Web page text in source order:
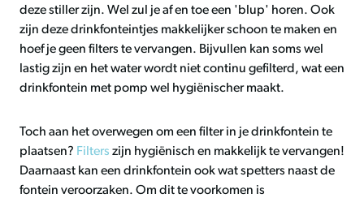
deze stiller zijn. Wel zul je af en toe een 'blup' horen. Ook
zijn deze drinkfonteintjes makkelijker schoon te maken en
hoef je geen filters te vervangen. Bijvullen kan soms wel
lastig zijn en het water wordt niet continu gefilterd, wat een
drinkfontein met pomp wel hygiënischer maakt.
Toch aan het overwegen om een filter in je drinkfontein te
plaatsen? Filters zijn hygiënisch en makkelijk te vervangen!
Daarnaast kan een drinkfontein ook wat spetters naast de
fontein veroorzaken. Om dit te voorkomen is